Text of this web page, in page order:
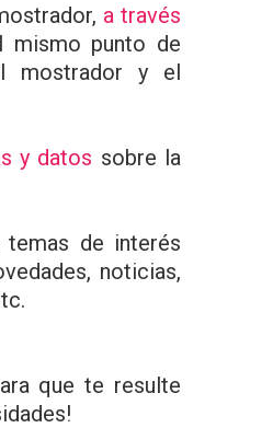
a través
mismo punto de
mostrador y el
y datos sobre la
de interés
noticias,
que te resulte